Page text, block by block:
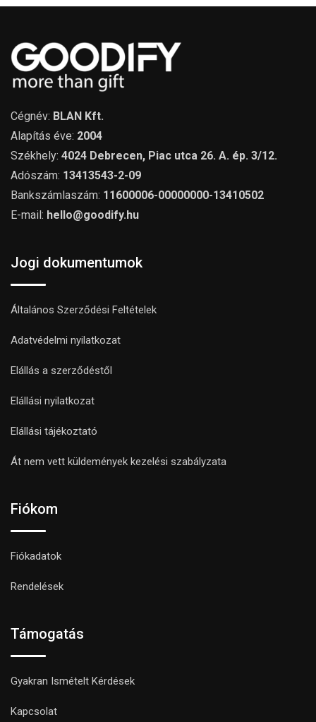
Cégnév: BLAN Kft.
Alapítás éve: 2004
Székhely: 4024 Debrecen, Piac utca 26. A. ép. 3/12.
Adószám: 13413543-2-09
Bankszámlaszám: 11600006-00000000-13410502
E-mail: hello@goodify.hu
Jogi dokumentumok
Általános Szerződési Feltételek
Adatvédelmi nyilatkozat
Elállás a szerződéstől
Elállási nyilatkozat
Elállási tájékoztató
Át nem vett küldemények kezelési szabályzata
Fiókom
Fiókadatok
Rendelések
Támogatás
Gyakran Ismételt Kérdések
Kapcsolat